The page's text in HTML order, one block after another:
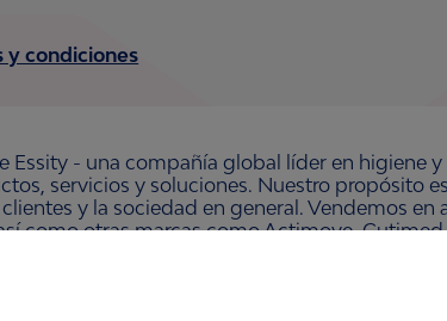
y condiciones
Essity - una compañía global líder en higiene
servicios y soluciones. Nuestro propósito
y la sociedad en general. Vendemos
como otras marcas como Actimove,